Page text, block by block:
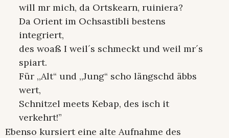
will mr mich, da Ortskearn, ruiniera?
Da Orient im Ochsastibli bestens
integriert,
des woaß I weil´s schmeckt und weil mr´s
spiart.
Für ,,Alt“ und ,,Jung“ scho längschd äbbs
wert,
Schnitzel meets Kebap, des isch it
verkehrt!”
Ebenso kursiert eine alte Aufnahme des